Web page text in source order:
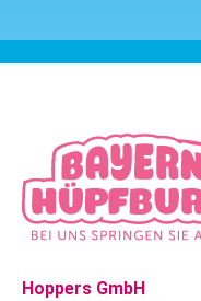
Hoppers GmbH